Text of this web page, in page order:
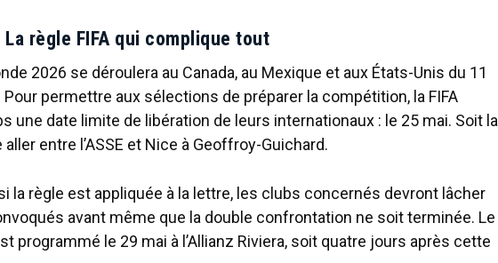
La règle FIFA qui complique tout
2026 se déroulera au Canada, au Mexique et aux États-Unis du 11
Pour permettre aux sélections de préparer la compétition, la FIFA
une date limite de libération de leurs internationaux : le 25 mai. Soit la
entre l’ASSE et Nice à Geoffroy-Guichard.
la règle est appliquée à la lettre, les clubs concernés devront lâcher
avant même que la double confrontation ne soit terminée. Le
programmé le 29 mai à l’Allianz Riviera, soit quatre jours après cette